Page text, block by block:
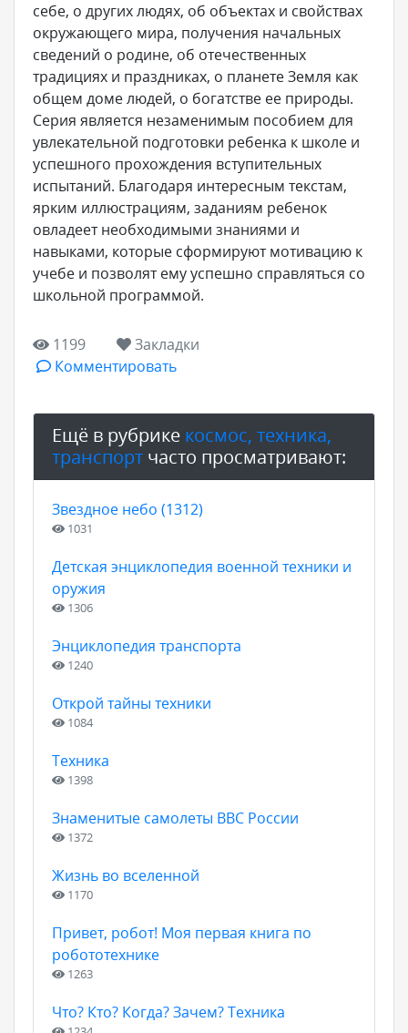
себе, о других людях, об объектах и свойствах
окружающего мира, получения начальных
сведений о родине, об отечественных
традициях и праздниках, о планете Земля как
общем доме людей, о богатстве ее природы.
Серия является незаменимым пособием для
увлекательной подготовки ребенка к школе и
успешного прохождения вступительных
испытаний. Благодаря интересным текстам,
ярким иллюстрациям, заданиям ребенок
овладеет необходимыми знаниями и
навыками, которые сформируют мотивацию к
учебе и позволят ему успешно справляться со
школьной программой.
1199
Закладки
Комментировать
Ещё в рубрике космос, техника,
транспорт часто просматривают:
Звездное небо (1312)
1031
Детская энциклопедия военной техники и
оружия
1306
Энциклопедия транспорта
1240
Открой тайны техники
1084
Техника
1398
Знаменитые самолеты ВВС России
1372
Жизнь во вселенной
1170
Привет, робот! Моя первая книга по
робототехнике
1263
Что? Кто? Когда? Зачем? Техника